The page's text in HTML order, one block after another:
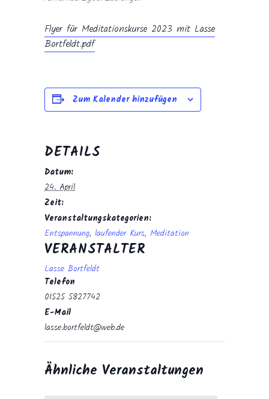
Flyer für Meditationskurse 2023 mit Lasse
Bortfeldt.pdf
Zum Kalender hinzufügen
DETAILS
Datum:
24. April
Zeit:
Veranstaltungskategorien:
Entspannung, laufender Kurs, Meditation
VERANSTALTER
Lasse Bortfeldt
Telefon
01525 5827742
E-Mail
lasse.bortfeldt@web.de
Ähnliche Veranstaltungen